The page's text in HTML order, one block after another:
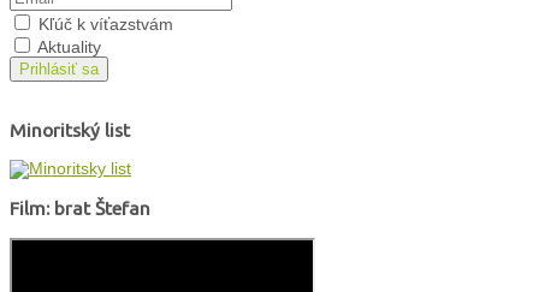
Kľúč k víťazstvám
Aktuality
Prihlásiť sa
Minoritský list
Film: brat Štefan